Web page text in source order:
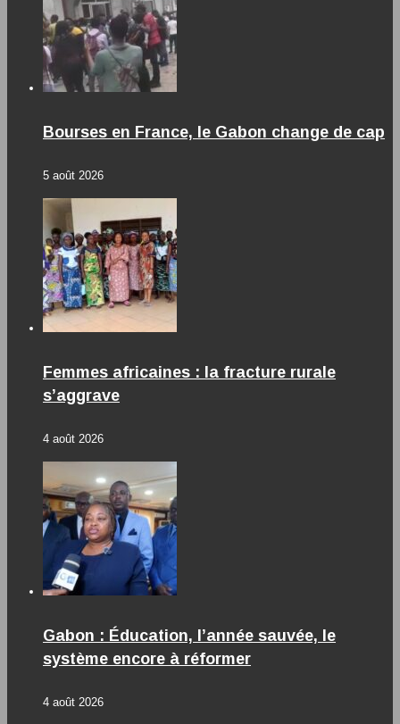
Bourses en France, le Gabon change de cap
5 août 2026
Femmes africaines : la fracture rurale
s’aggrave
4 août 2026
Gabon : Éducation, l’année sauvée, le
système encore à réformer
4 août 2026